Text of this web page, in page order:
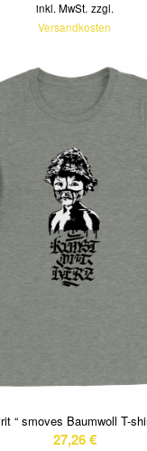
inkl. MwSt. zzgl.
Versandkosten
“ smoves Baumwoll T-
27,26€